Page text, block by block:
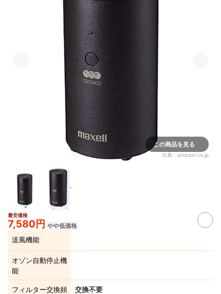
この商品を見る
出典： amazon.co.jp
最安価格
7,580円 やや低価格
送風機能
オゾン自動停止機
能
フィルター交換頻
交換不要